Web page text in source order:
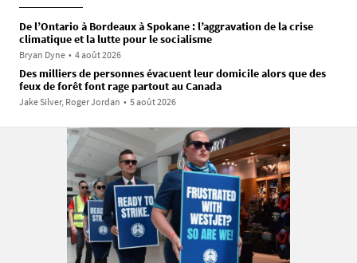
De l’Ontario à Bordeaux à Spokane : l’aggravation de la crise
climatique et la lutte pour le socialisme
Bryan Dyne • 4 août 2026
Des milliers de personnes évacuent leur domicile alors que des
feux de forêt font rage partout au Canada
Jake Silver, Roger Jordan • 5 août 2026